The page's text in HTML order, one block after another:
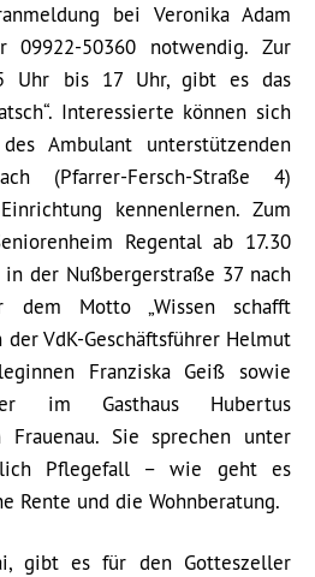
bei Veronika Adam
09922-50360 notwendig. Zur
Uhr bis 17 Uhr, gibt es das
Interessierte können sich
Ambulant unterstützenden
(Pfarrer-Fersch-Straße 4)
kennenlernen. Zum
Regental ab 17.30
der Nußbergerstraße 37 nach
dem Motto „Wissen schafft
VdK-Geschäftsführer Helmut
Franziska Geiß sowie
im Gasthaus Hubertus
Frauenau. Sie sprechen unter
Pflegefall – wie geht es
Rente und die Wohnberatung.
gibt es für den Gotteszeller